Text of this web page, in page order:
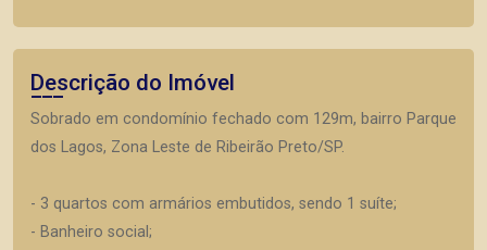
Descrição do Imóvel
Sobrado em condomínio fechado com 129m, bairro Parque
dos Lagos, Zona Leste de Ribeirão Preto/SP.
- 3 quartos com armários embutidos, sendo 1 suíte;
- Banheiro social;